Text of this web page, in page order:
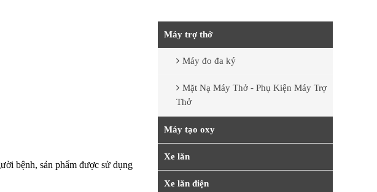
bệnh, sản phẩm được sử dụng
Máy trợ thở
Máy đo đa ký
Mặt Nạ Máy Thở - Phụ Kiện Máy Trợ
Thở
Máy tạo oxy
Xe lăn
Xe lăn điện